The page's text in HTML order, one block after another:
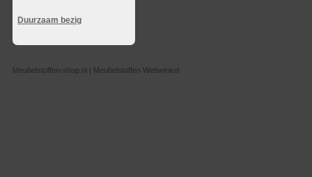
Duurzaam bezig
Meubelstoffen-shop.nl | Meubelstoffen Webwinkel